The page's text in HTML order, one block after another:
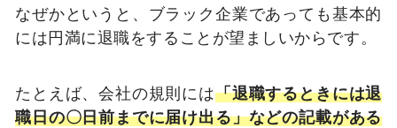
なぜかというと、ブラック企業であっても基本的
には円満に退職をすることが望ましいからです。
たとえば、会社の規則には「退職するときには退
職日の〇日前までに届け出る」などの記載がある